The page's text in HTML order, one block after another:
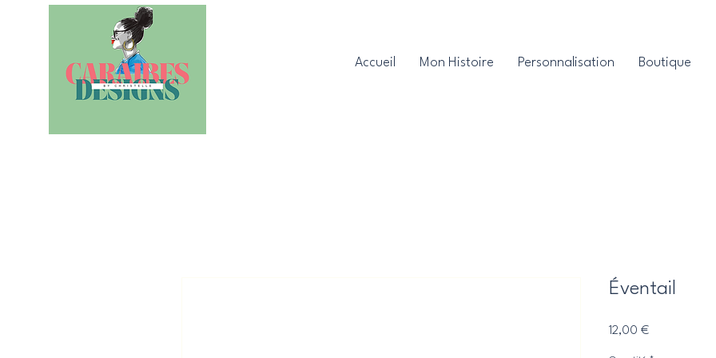
Accueil Mon Histoire Personnalisation Boutique
Éventail
12,00 €Prix